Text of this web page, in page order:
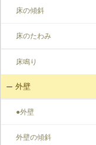
床の傾斜
床のたわみ
床鳴り
外壁
●外壁
外壁の傾斜